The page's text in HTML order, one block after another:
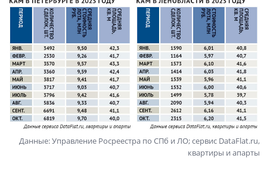
Данные: Управление Росреестра по СПб и ЛО; сервис DataFlat.ru,
квартиры и апарты